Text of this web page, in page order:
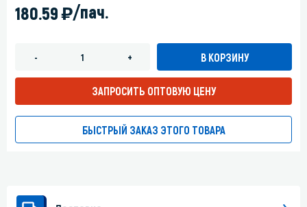
180.59)/пач.
- + В КОРЗИНУ
ЗАПРОСИТЬ ОПТОВУЮ ЦЕНУ
БЫСТРЫЙ ЗАКАЗ ЭТОГО ТОВАРА